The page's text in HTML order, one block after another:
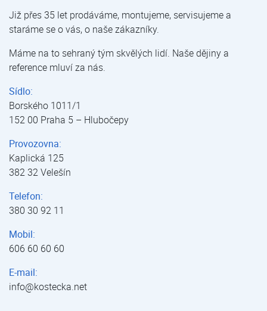
Již přes 35 let prodáváme, montujeme, servisujeme a
staráme se o vás, o naše zákazníky.
Máme na to sehraný tým skvělých lidí. Naše dějiny a
reference mluví za nás.
Sídlo:
Borského 1011/1
152 00 Praha 5 – Hlubočepy
Provozovna:
Kaplická 125
382 32 Velešín
Telefon:
380 30 92 11
Mobil:
606 60 60 60
E-mail:
info@kostecka.net